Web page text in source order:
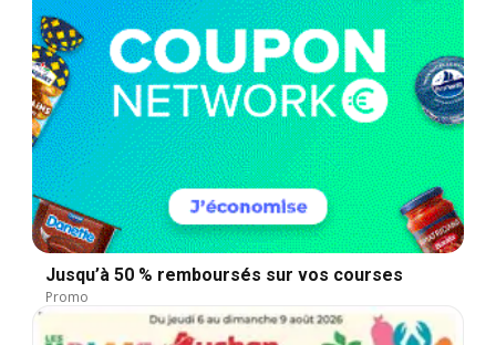
Jusqu’à 50 % remboursés sur vos courses
Promo